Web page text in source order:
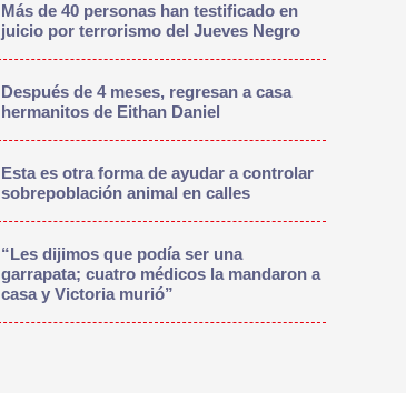
Más de 40 personas han testificado en
juicio por terrorismo del Jueves Negro
Después de 4 meses, regresan a casa
hermanitos de Eithan Daniel
Esta es otra forma de ayudar a controlar
sobrepoblación animal en calles
“Les dijimos que podía ser una
garrapata; cuatro médicos la mandaron a
casa y Victoria murió”